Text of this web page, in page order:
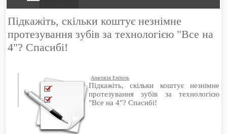
Підкажіть, скільки коштує незнімне
протезування зубів за технологією "Все на
4"? Спасибі!
Анастасія Езехель
Підкажіть, скільки коштує незнімне
протезування зубів за технологією
"Все на 4"? Спасибі!